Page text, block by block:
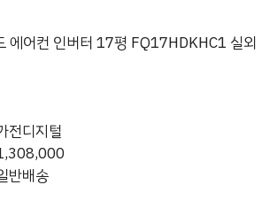
에어컨 인버터 17평 FQ17HDKHC1 실외
전디지털
반배송